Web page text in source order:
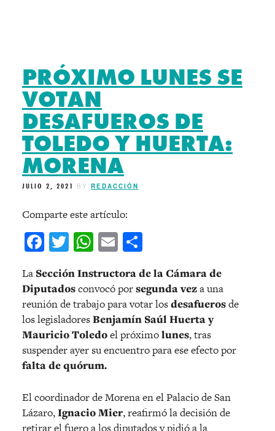
PRÓXIMO LUNES SE
VOTAN
DESAFUEROS DE
TOLEDO Y HUERTA:
MORENA
JULIO 2, 2021 BY REDACCIÓN
Comparte este artículo:
Facebook
Twitter
WhatsApp
Email
La Sección Instructora de la Cámara de
Diputadosconvocó porsegunda veza una
reunión de trabajo para votar losdesafuerosde
los legisladoresBenjamín Saúl Huerta y
Mauricio Toledoel próximolunes, tras
suspender ayer su encuentro para ese efecto por
falta de quórum.
El coordinador de Morena en el Palacio de San
Lázaro,Ignacio Mier, reafirmó la decisión de
retirar el fuero a los diputados y pidió a la